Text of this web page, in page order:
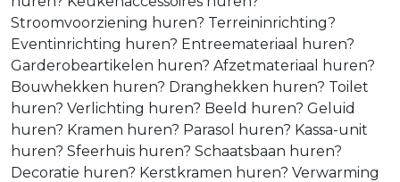
Stroomvoorziening huren? Terreininrichting?
Eventinrichting huren? Entreemateriaal huren?
Garderobeartikelen huren? Afzetmateriaal huren?
Bouwhekken huren? Dranghekken huren? Toilet
huren? Verlichting huren? Beeld huren? Geluid
huren? Kramen huren? Parasol huren? Kassa-unit
huren? Sfeerhuis huren? Schaatsbaan huren?
Decoratie huren? Kerstkramen huren? Verwarming